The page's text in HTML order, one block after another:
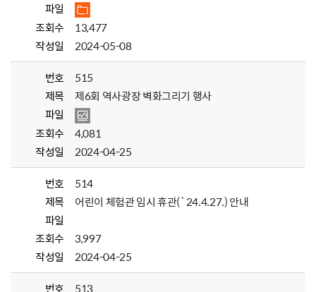
파일
조회수
13,477
작성일
2024-05-08
번호
515
제목
제6회 역사광장 벽화그리기 행사
파일
조회수
4,081
작성일
2024-04-25
번호
514
제목
어린이 체험관 임시 휴관(`24.4.27.) 안내
파일
조회수
3,997
작성일
2024-04-25
번호
513